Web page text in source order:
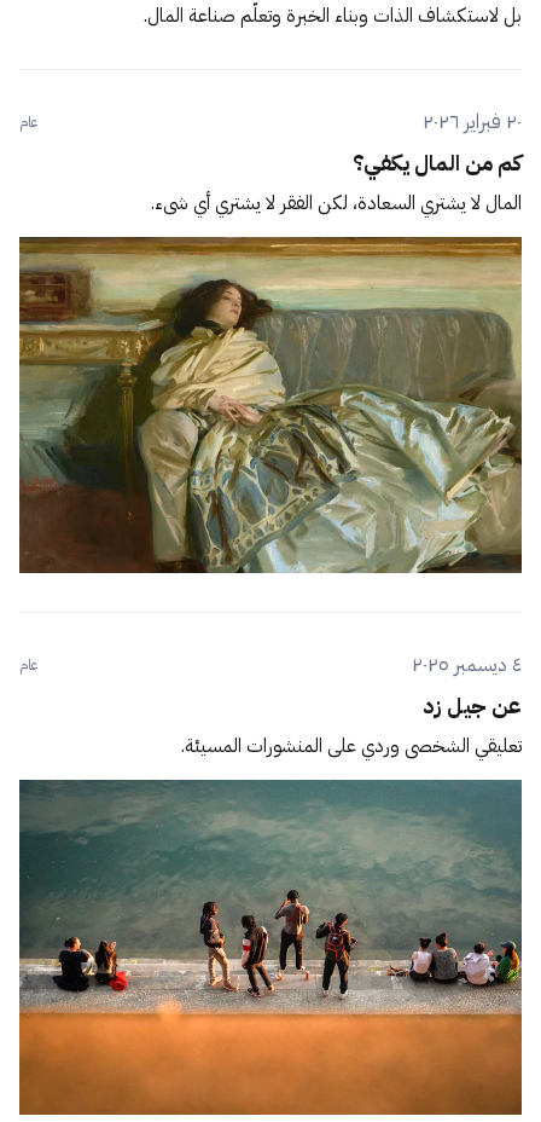
بل لاستكشاف الذات وبناء الخبرة وتعلّم صناعة المال.
٢٠ فبراير ٢٠٢٦ عام
كم من المال يكفي؟
المال لا يشتري السعادة، لكن الفقر لا يشتري أي شيء.
٤ ديسمبر ٢٠٢٥ عام
عن جيل زد
تعليقي الشخصي وردي على المنشورات المسيئة.